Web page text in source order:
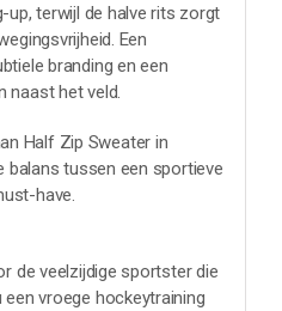
terwijl de halve rits zorgt
Een
branding en een
naast het veld.
Half Zip Sweater in
balans tussen een sportieve
have.
de veelzijdige sportster die
vroege hockeytraining